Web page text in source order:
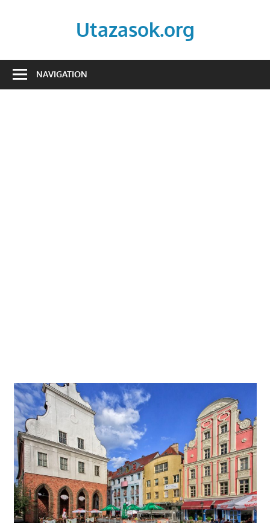
Utazasok.org
NAVIGATION